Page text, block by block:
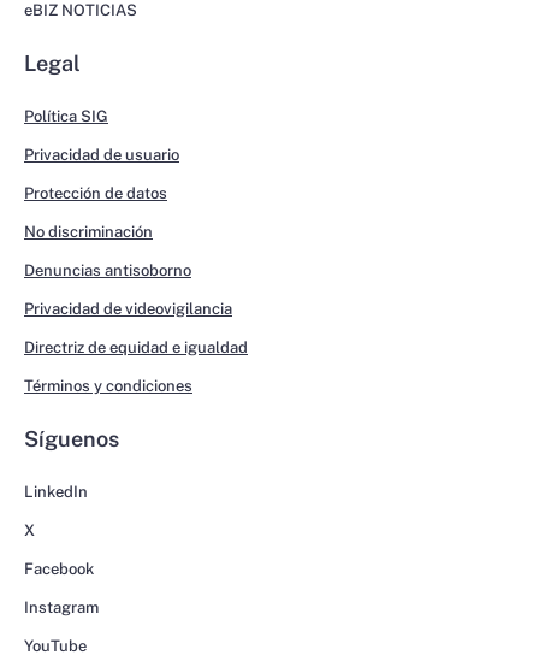
eBIZ NOTICIAS
Legal
Política SIG
Privacidad de usuario
Protección de datos
No discriminación
Denuncias antisoborno
Privacidad de videovigilancia
Directriz de equidad e igualdad
Términos y condiciones
Síguenos
LinkedIn
X
Facebook
Instagram
YouTube